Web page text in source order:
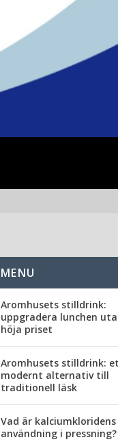
MENU
Aromhusets stilldrink:
uppgradera lunchen
höja priset
Aromhusets stilldrink:
modernt alternativ till
traditionell läsk
Vad är kalciumkloridens
användning i pressning?